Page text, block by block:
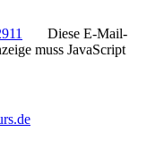
Diese E-Mail-
muss JavaScript